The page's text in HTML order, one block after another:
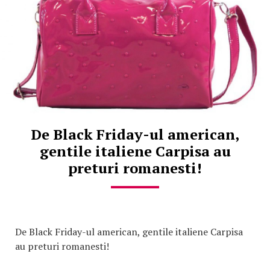
De Black Friday-ul american,
gentile italiene Carpisa au
preturi romanesti!
De Black Friday-ul american, gentile italiene Carpisa
au preturi romanesti!